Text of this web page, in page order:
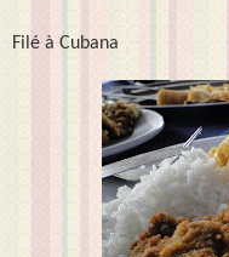
Filé à Cubana